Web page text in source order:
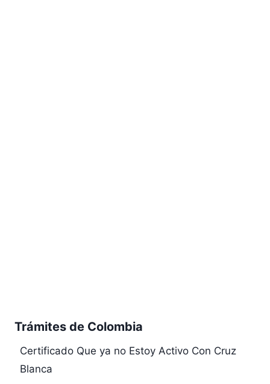
Trámites de Colombia
Certificado Que ya no Estoy Activo Con Cruz
Blanca